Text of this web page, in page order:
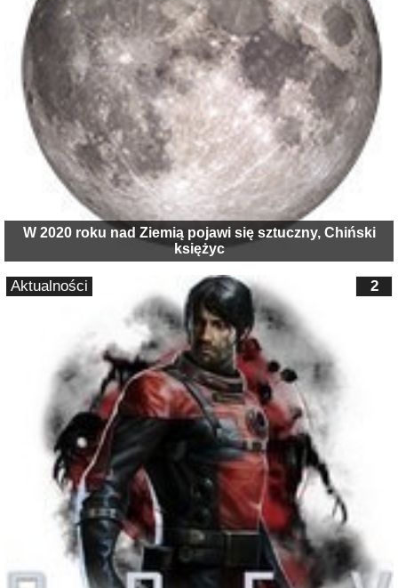
W 2020 roku nad Ziemią pojawi się sztuczny, Chiński
księżyc
2
Aktualności